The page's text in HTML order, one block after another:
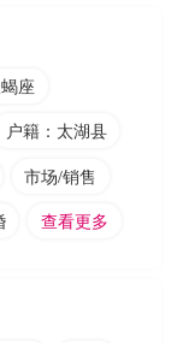
座
户籍：太湖县
市场/销售
查看更多